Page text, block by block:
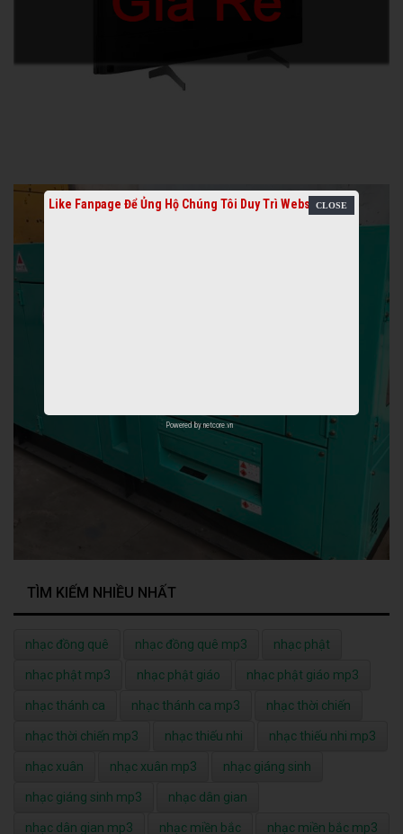
TÌM KIẾM NHIỀU NHẤT
nhạc đồng quê nhạc đồng quê mp3 nhạc phật
nhạc phật mp3 nhạc phật giáo nhạc phật giáo mp3
nhạc thánh ca nhạc thánh ca mp3 nhạc thời chiến
nhạc thời chiến mp3 nhạc thiếu nhi nhạc thiếu nhi mp3
nhạc xuân nhạc xuân mp3 nhạc giáng sinh
nhạc giáng sinh mp3 nhạc dân gian
nhạc dân gian mp3 nhạc miền bắc nhạc miền bắc mp3
Like Fanpage Để Ủng Hộ Chúng Tôi Duy Trì Website
Powered bynetcore.vn